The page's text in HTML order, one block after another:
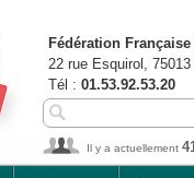
Fédération
22 rue Esquirol,
Tél : 01.53.92.53.20
Il y a actuellement